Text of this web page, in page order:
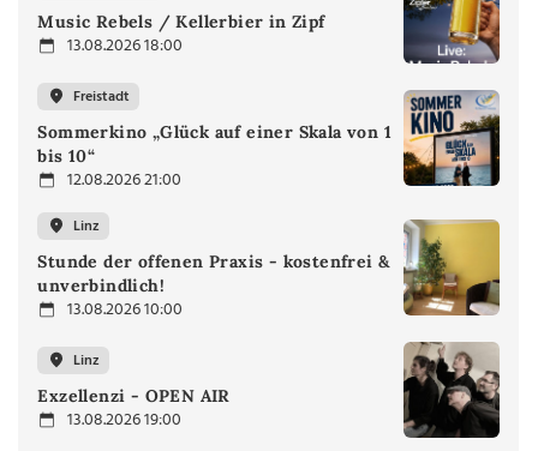
Music Rebels / Kellerbier in Zipf
13.08.2026 18:00
Freistadt
Sommerkino „Glück auf einer Skala von 1
bis 10“
12.08.2026 21:00
Linz
Stunde der offenen Praxis - kostenfrei &
unverbindlich!
13.08.2026 10:00
Linz
Exzellenzi - OPEN AIR
13.08.2026 19:00